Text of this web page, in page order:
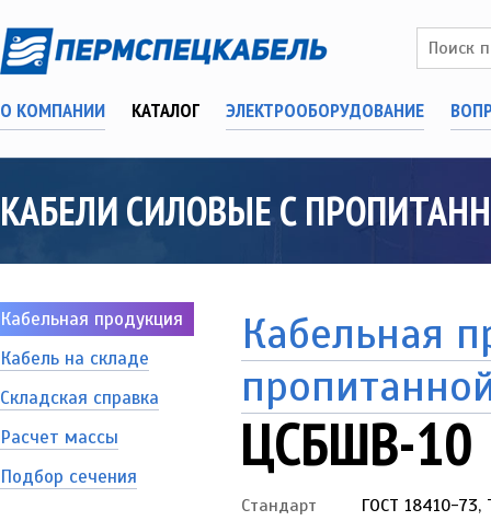
О КОМПАНИИ КАТАЛОГ ЭЛЕКТРООБОРУДОВАНИЕ
КАБЕЛИ СИЛОВЫЕ С
Кабельная продукция
Кабель на складе
Складская справка
Расчет массы
Подбор сечения
Кабельная
ЦСБШВ-10
Стандарт
ГОСТ 18410-